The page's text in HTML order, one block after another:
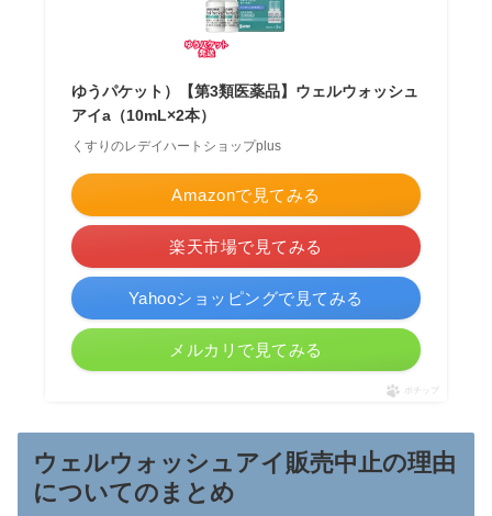
ゆうパケット）【第3類医薬品】ウェルウォッシュ
アイa（10mL×2本）
くすりのレデイハートショップplus
Amazonで見てみる
楽天市場で見てみる
Yahooショッピングで見てみる
メルカリで見てみる
ポチップ
ウェルウォッシュアイ販売中止の理由
についてのまとめ